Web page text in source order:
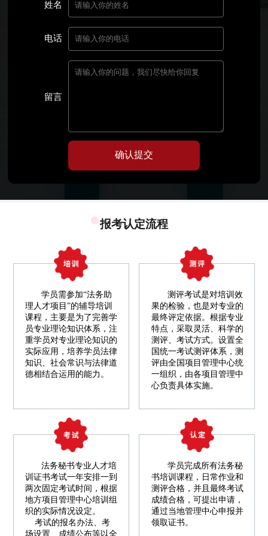
姓名
电话
留言
确认提交
报考认定流程
学员需参加“法务助
理人才项目”的辅导培训
课程，主要是为了完善学
员专业理论知识体系，注
重学员对专业理论知识的
实际应用，培养学员法律
知识、社会常识与法律道
德相结合运用的能力。
测评考试是对培训效
果的检验，也是对专业的
最终评定依据。根据专业
特点，采取灵活、科学的
测评、考试方式。设置全
国统一考试测评体系，测
评由全国项目管理中心统
一组织，由各项目管理中
心负责具体实施。
法务秘书专业人才培
训证书考试一年安排一到
两次固定考试时间，根据
地方项目管理中心培训组
织的实际情况设定。
考试的报名办法、考
场设置、成绩公布等以全
学员完成所有法务秘
书培训课程，日常作业和
测评合格，并且最终考试
成绩合格，可提出申请，
通过当地管理中心申报并
领取证书。